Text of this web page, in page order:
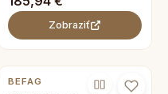
Zobraziť
BEFAG